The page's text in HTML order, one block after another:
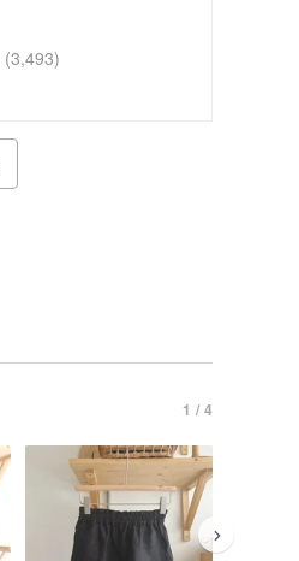
(3,493)
1 / 4